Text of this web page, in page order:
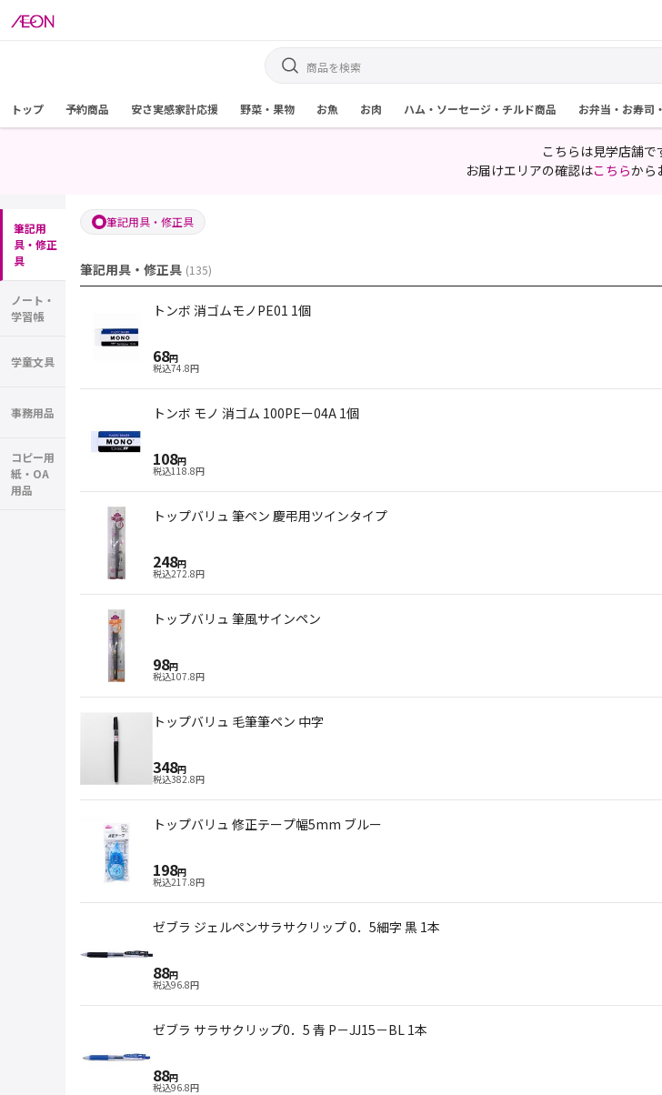
トップ 予約商品 安さ実感家計応援 野菜・果物 お魚 お肉 ハム・ソーセージ・チルド商品 お弁当・お寿司
こちらは見学店舗で
お届けエリアの確認はこちらから
筆記用
具・修正
具
ノート・
学習帳
学童文具
事務用品
コピー用
紙・OA
用品
筆記用具・修正具
筆記用具・修正具 (135)
トンボ 消ゴムモノPE01 1個
68円
税込74.8円
トンボ モノ 消ゴム 100PEー04A 1個
108円
税込118.8円
トップバリュ 筆ペン 慶弔用ツインタイプ
248円
税込272.8円
トップバリュ 筆風サインペン
98円
税込107.8円
トップバリュ 毛筆筆ペン 中字
348円
税込382.8円
トップバリュ 修正テープ幅5mm ブルー
198円
税込217.8円
ゼブラ ジェルペンサラサクリップ 0．5細字 黒 1本
88円
税込96.8円
ゼブラ サラサクリップ0．5 青 P－JJ15－BL 1本
88円
税込96.8円